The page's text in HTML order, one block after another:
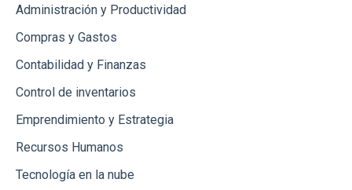
Administración y Productividad
Compras y Gastos
Contabilidad y Finanzas
Control de inventarios
Emprendimiento y Estrategia
Recursos Humanos
Tecnología en la nube